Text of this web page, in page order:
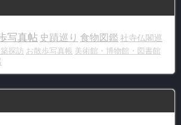
写真帖 史蹟巡り 食物図鑑 社寺仏閣巡
探訪 お散歩写真帳 美術館・博物館・図書館